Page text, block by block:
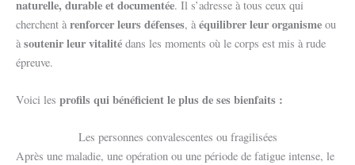
naturelle, durable et documentée. Il s’adresse à tous ceux qui
cherchent à renforcer leurs défenses, à équilibrer leur organisme ou
à soutenir leur vitalité dans les moments où le corps est mis à rude
épreuve.
Voici les profils qui bénéficient le plus de ses bienfaits :
Les personnes convalescentes ou fragilisées
Après une maladie, une opération ou une période de fatigue intense, le